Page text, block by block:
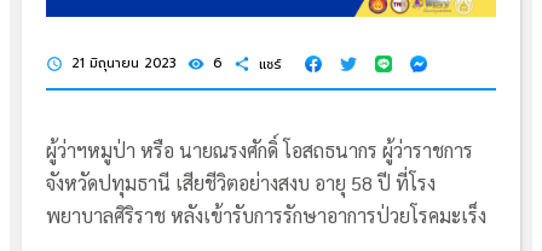
schedule 21 มิถุนายน 2023 visibility 6 share แชร์
ผู้ว่าฯหมูป่า หรือ นายณรงศักดิ์ โอสถธนากร ผู้ว่าราชการ
จังหวัดปทุมธานี เสียชีวิตอย่างสงบ อายุ 58 ปี ที่โรง
พยาบาลศิริราช หลังเข้ารับการรักษาอาการป่วยโรคมะเร็ง